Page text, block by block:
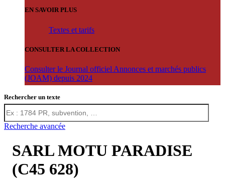
EN SAVOIR PLUS
Textes et tarifs
CONSULTER LA COLLECTION
Consulter le Journal officiel Annonces et marchés publics
(JOAM) depuis 2024
Rechercher un texte
Recherche avancée
SARL MOTU PARADISE
(C45 628)